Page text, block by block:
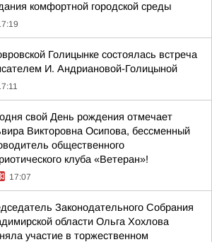
комфортной городской среды
Голицынке состоялась встреча
И. Андриановой-Голицыной
свой День рождения отмечает
Викторовна Осипова, бессменный
общественного
клуба «Ветеран»!
17:07
Законодательного Собрания
области Ольга Хохлова
участие в торжественном